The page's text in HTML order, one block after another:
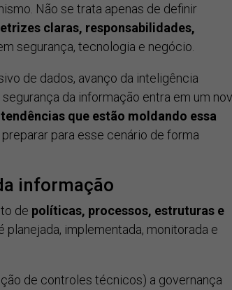
Não se trata apenas de definir
claras, responsabilidades,
segurança, tecnologia e negócio.
de dados, avanço da inteligência
da informação entra em um
que estão moldando essa
para esse cenário de forma
informação
de políticas, processos, estruturas e
planejada, implementada, monitorada e
de controles técnicos) a governança